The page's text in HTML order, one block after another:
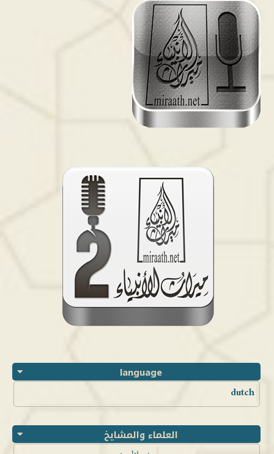
language
dutch
العلماء والمشايخ